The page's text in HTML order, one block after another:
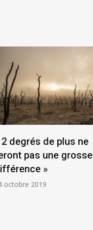
2 degrés de plus ne
pas une grosse
»
octobre 2019